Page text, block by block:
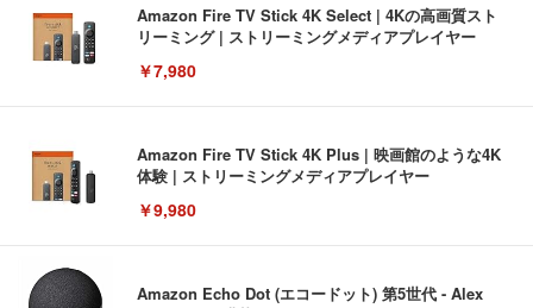
Amazon Fire TV Stick 4K Select | 4Kの高画質スト
リーミング | ストリーミングメディアプレイヤー
￥7,980
Amazon Fire TV Stick 4K Plus | 映画館のような4K
体験 | ストリーミングメディアプレイヤー
￥9,980
Amazon Echo Dot (エコードット) 第5世代 - Alex